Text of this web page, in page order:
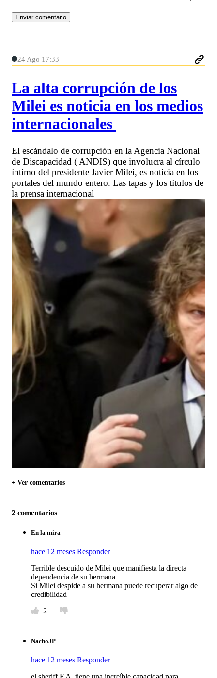
24 Ago 17:33
La alta corrupción de los
Milei es noticia en los medios
internacionales
El escándalo de corrupción en la Agencia Nacional
de Discapacidad ( ANDIS) que involucra al círculo
íntimo del presidente Javier Milei, es noticia en los
portales del mundo entero. Las tapas y los títulos de
la prensa internacional
+ Ver comentarios
2 comentarios
En la mira
hace 12 meses Responder
Terrible descuido de Milei que manifiesta la directa
dependencia de su hermana.
Si Milei despide a su hermana puede recuperar algo de
credibilidad
2
NachoJP
hace 12 meses Responder
el sheriff F.A. tiene una increíble capacidad para